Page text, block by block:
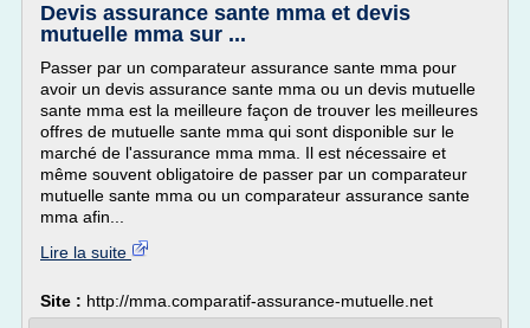
Devis assurance sante mma et devis
mutuelle mma sur ...
Passer par un comparateur assurance sante mma pour
avoir un devis assurance sante mma ou un devis mutuelle
sante mma est la meilleure façon de trouver les meilleures
offres de mutuelle sante mma qui sont disponible sur le
marché de l'assurance mma mma. Il est nécessaire et
même souvent obligatoire de passer par un comparateur
mutuelle sante mma ou un comparateur assurance sante
mma afin...
Lire la suite
Site : http://mma.comparatif-assurance-mutuelle.net